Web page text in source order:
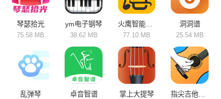
易上手；专业款软件配备系统课
程与进阶训练，满足深度学习需
求。依托线上教学模式打破场地
限制，合理规划学习进度，按需
选择软件，高效完成音乐学习与
技能提升。
琴瑟拾光
75.58 MB
ym电子钢琴
38.62 MB
火鹰智能动态谱
77.10 MB
洞洞谱
25.54 MB
乱弹琴 卓音智谱 掌上大提琴 指尖吉他模拟器